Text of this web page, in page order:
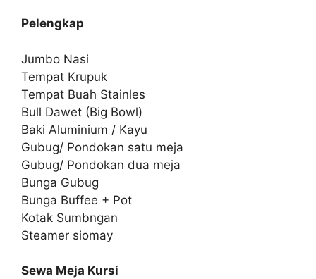
Pelengkap
Jumbo Nasi
Tempat Krupuk
Tempat Buah Stainles
Bull Dawet (Big Bowl)
Baki Aluminium / Kayu
Gubug/ Pondokan satu meja
Gubug/ Pondokan dua meja
Bunga Gubug
Bunga Buffee + Pot
Kotak Sumbngan
Steamer siomay
Sewa Meja Kursi